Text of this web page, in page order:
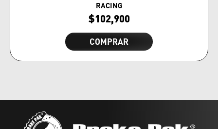
RACING
$102,900
COMPRAR